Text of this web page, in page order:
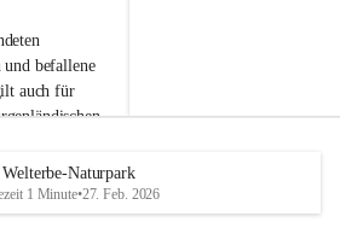
befallene
auch für
oder
roden! Bitte
Winzer
u
e
d
Welterbe-Naturpark
1 Minute•27. Feb. 2026